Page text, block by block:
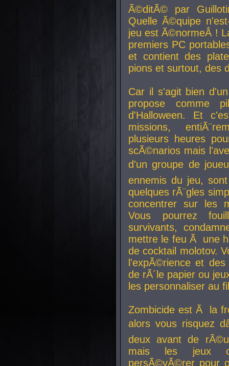
Ã©ditÃ© par
Quelle Ã©quipe
jeu est Ã©normeÂ !
premiers PC
et contient des
pions et surtout, des
Car il s'agit bien
propose comme
d'Halloween. Et
missions,
plusieurs heures
scÃ©narios mais
d'un groupe de
ennemis du jeu,
quelques rÃ¨gles
concentrer sur les
Vous pourrez
survivants,
mettre le feu Ã une
de cocktail molotov.
l'expÃ©rience et
de rÃ´le papier ou
les personnaliser au
Zombicide est Ã la
alors vous risquez
deux avant de
mais les jeux
persÃ©vÃ©rer pour